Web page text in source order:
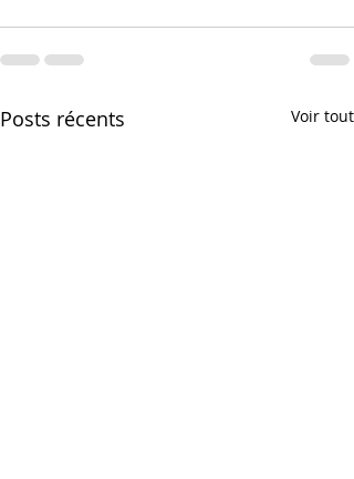
Posts récents Voir tout